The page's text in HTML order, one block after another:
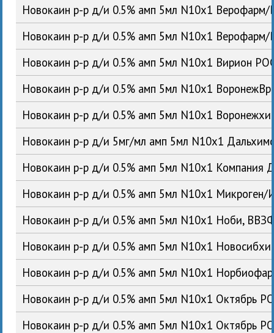
Новокаин р-р д/и 0.5% амп 5мл N10x1 Верофарм/
Новокаин р-р д/и 0.5% амп 5мл N10x1
Новокаин р-р д/и 0.5% амп 5мл N10x1 Вирион
Новокаин р-р д/и 0.5% амп 5мл N10x1
Новокаин р-р д/и 0.5% амп 5мл N10x1
Новокаин р-р д/и 5мг/мл амп 5мл N10x1
Новокаин р-р д/и 0.5% амп 5мл N10x1 Компания
Новокаин р-р д/и 0.5% амп 5мл N10x1
Новокаин р-р д/и 0.5% амп 5мл N10x1 Ноби,
Новокаин р-р д/и 0.5% амп 5мл N10x1
Новокаин р-р д/и 0.5% амп 5мл N10x1
Новокаин р-р д/и 0.5% амп 5мл N10x1 Октябрь
Новокаин р-р д/и 0.5% амп 5мл N10x1 Октябрь